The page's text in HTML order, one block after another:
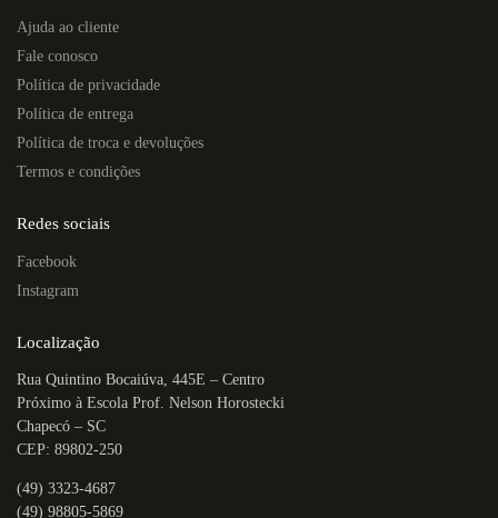
Ajuda ao cliente
Fale conosco
Política de privacidade
Política de entrega
Política de troca e devoluções
Termos e condições
Redes sociais
Facebook
Instagram
Localização
Rua Quintino Bocaiúva, 445E – Centro
Próximo à Escola Prof. Nelson Horostecki
Chapecó – SC
CEP: 89802-250
(49) 3323-4687
(49) 98805-5869